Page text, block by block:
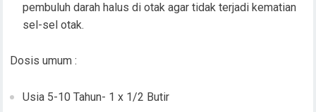
pembuluh darah halus di otak agar tidak terjadi kematian
sel-sel otak.
Dosis umum :
Usia 5-10 Tahun- 1 x 1/2 Butir